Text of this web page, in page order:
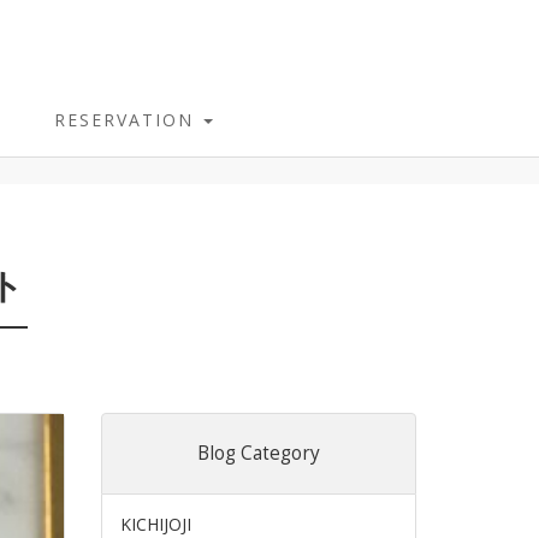
RESERVATION
Blog Category
KICHIJOJI